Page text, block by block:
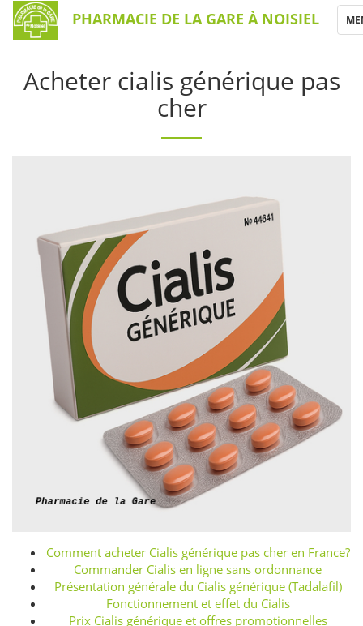
PHARMACIE DE LA GARE À NOISIEL
Acheter cialis générique pas
cher
Comment acheter Cialis générique pas cher en France?
Commander Cialis en ligne sans ordonnance
Présentation générale du Cialis générique (Tadalafil)
Fonctionnement et effet du Cialis
Prix Cialis générique et offres promotionnelles